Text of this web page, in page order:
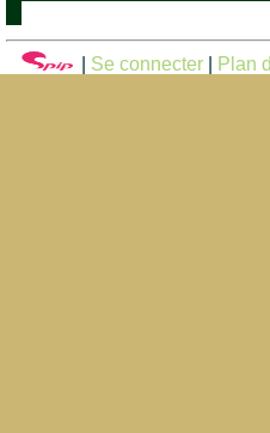
Se connecter| Plan